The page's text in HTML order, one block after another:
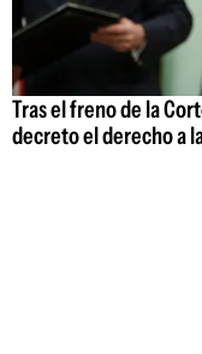
Tras el freno de la
decreto el derecho a